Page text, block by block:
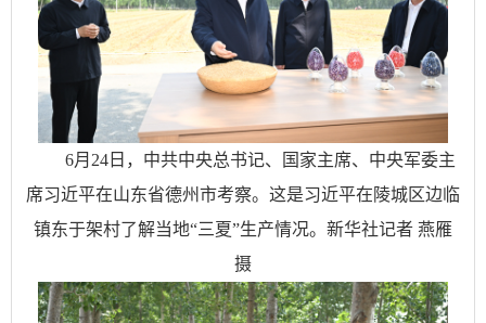
6月24日，中共中央总书记、国家主席、中央军委主
席习近平在山东省德州市考察。这是习近平在陵城区边临
镇东于架村了解当地“三夏”生产情况。新华社记者 燕雁
摄